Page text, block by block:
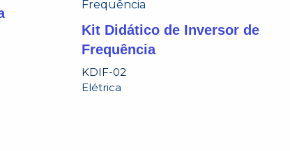
Kit Didático de Inversor de
Frequência
KDIF-02
Elétrica